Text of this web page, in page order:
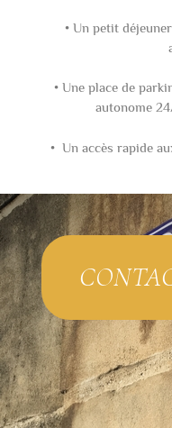
• Un petit
• Une place de
autonome
• Un accès rapide